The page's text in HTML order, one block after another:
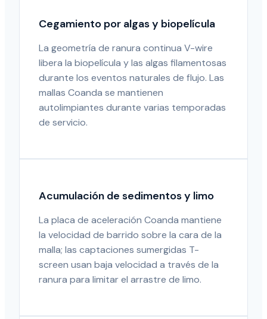
Cegamiento por algas y biopelícula
La geometría de ranura continua V-wire
libera la biopelícula y las algas filamentosas
durante los eventos naturales de flujo. Las
mallas Coanda se mantienen
autolimpiantes durante varias temporadas
de servicio.
Acumulación de sedimentos y limo
La placa de aceleración Coanda mantiene
la velocidad de barrido sobre la cara de la
malla; las captaciones sumergidas T-
screen usan baja velocidad a través de la
ranura para limitar el arrastre de limo.